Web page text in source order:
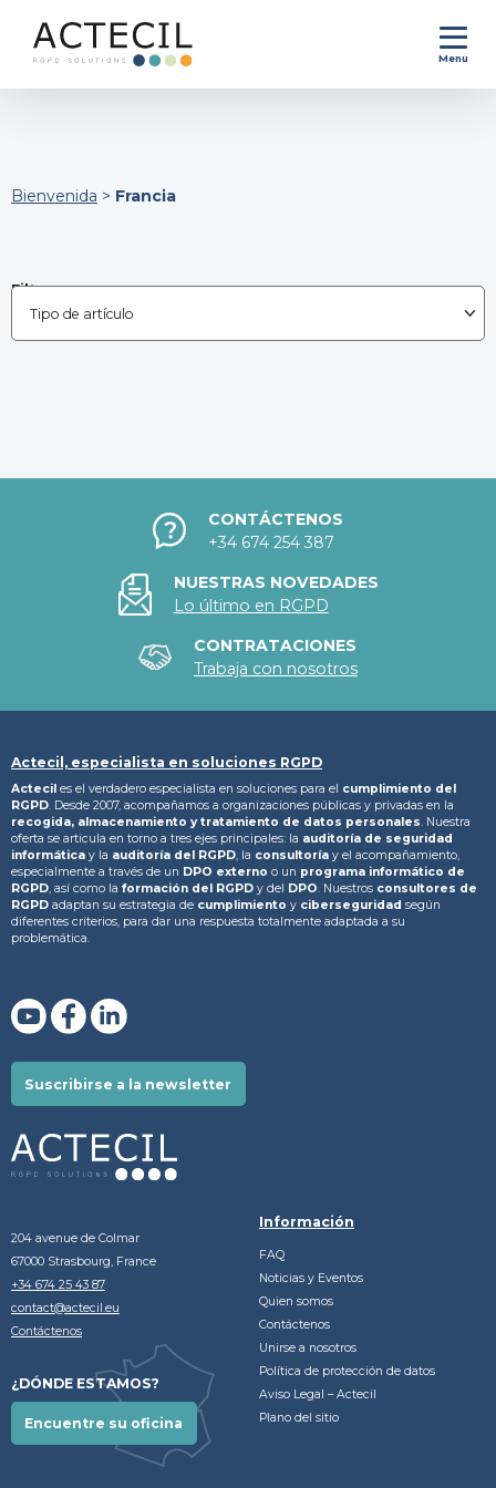
Menu
Bienvenida > Francia
Filtrar por :
CONTÁCTENOS
+34 674 254 387
NUESTRAS NOVEDADES
Lo último en RGPD
CONTRATACIONES
Trabaja con nosotros
Actecil, especialista en soluciones RGPD
Actecil es el verdadero especialista en soluciones para el cumplimiento del
RGPD. Desde 2007, acompañamos a organizaciones públicas y privadas en la
recogida, almacenamiento y tratamiento de datos personales. Nuestra
oferta se articula en torno a tres ejes principales: la auditoría de seguridad
informática y la auditoría del RGPD, la consultoría y el acompañamiento,
especialmente a través de un DPO externo o un programa informático de
RGPD, así como la formación del RGPD y del DPO. Nuestros consultores de
RGPD adaptan su estrategia de cumplimiento y ciberseguridad según
diferentes criterios, para dar una respuesta totalmente adaptada a su
problemática.
Suscribirse a la newsletter
204 avenue de Colmar
67000 Strasbourg, France
+34 674 25 43 87
contact@actecil.eu
Contáctenos
¿DÓNDE ESTAMOS?
Encuentre su oficina
Información
FAQ
Noticias y Eventos
Quien somos
Contáctenos
Unirse a nosotros
Política de protección de datos
Aviso Legal – Actecil
Plano del sitio